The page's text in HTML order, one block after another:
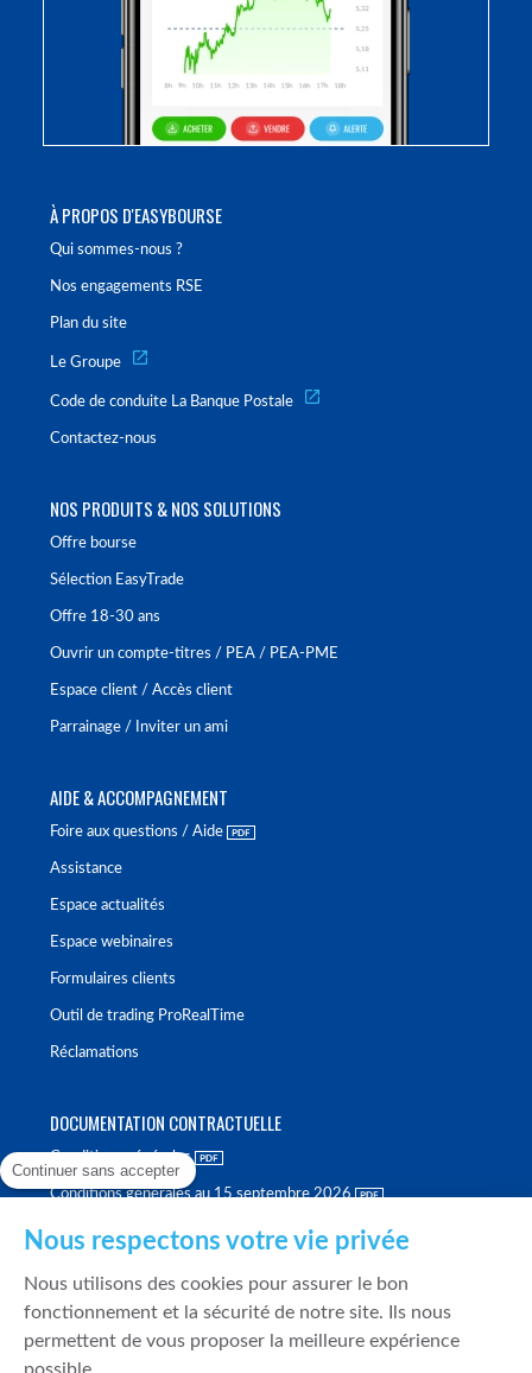
À PROPOS D'EASYBOURSE
Qui sommes-nous ?
Nos engagements RSE
Plan du site
Le Groupe
Code de conduite La Banque Postale
Contactez-nous
NOS PRODUITS & NOS SOLUTIONS
Offre bourse
Sélection EasyTrade
Offre 18-30 ans
Ouvrir un compte-titres / PEA / PEA-PME
Espace client / Accès client
Parrainage / Inviter un ami
AIDE & ACCOMPAGNEMENT
Foire aux questions / Aide
Assistance
Espace actualités
Espace webinaires
Formulaires clients
Outil de trading ProRealTime
Réclamations
DOCUMENTATION CONTRACTUELLE
Conditions générales
Conditions générales au 15 septembre 2026
Politique de meilleure sélection
Politique de durabilité
Continuer sans accepter
Nous respectons votre vie privée
Nous utilisons des cookies pour assurer le bon
fonctionnement et la sécurité de notre site. Ils nous
permettent de vous proposer la meilleure expérience